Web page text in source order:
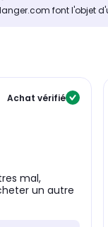
font l'objet
Achat vérifié
mal,
un autre